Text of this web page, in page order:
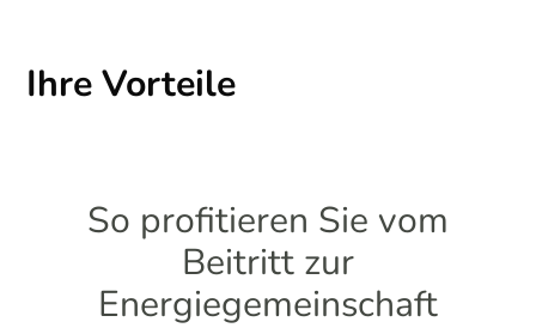
Ihre Vorteile
So profitieren Sie vom
Beitritt zur
Energiegemeinschaft